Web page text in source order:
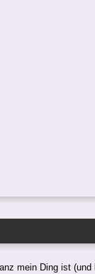
mein Ding ist